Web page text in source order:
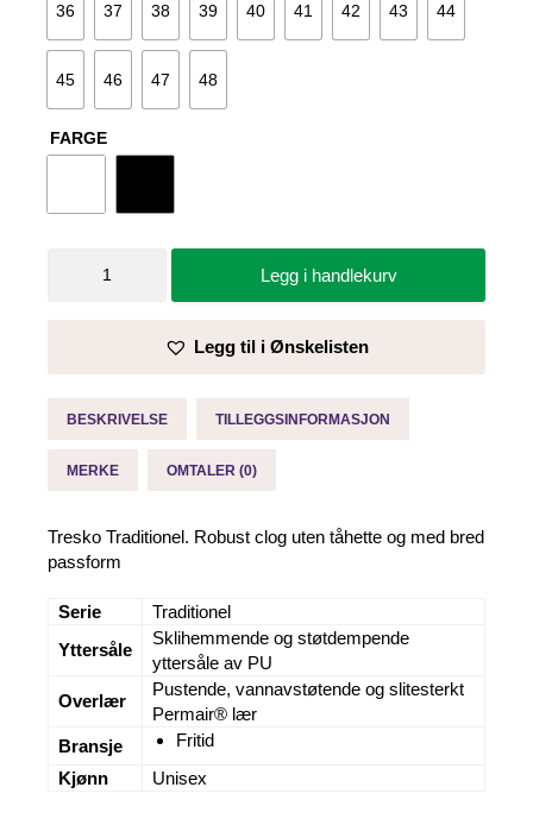
36 37 38 39 40 41 42 43 44
45 46 47 48
FARGE
Traditionel
Legg i handlekurv
Legg til i Ønskelisten
BESKRIVELSE TILLEGGSINFORMASJON
MERKE OMTALER (0)
Tresko Traditionel. Robust clog uten tåhette og med bred
passform
Serie
Traditionel
Yttersåle
Sklihemmende og støtdempende
yttersåle av PU
Overlær
Pustende, vannavstøtende og slitesterkt
Permair® lær
Bransje
Fritid
Kjønn
Unisex